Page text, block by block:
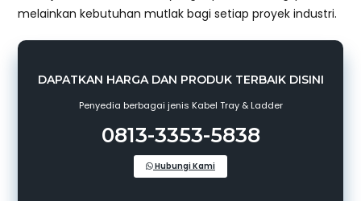
melainkan kebutuhan mutlak bagi setiap proyek industri.
DAPATKAN HARGA DAN PRODUK TERBAIK DISINI
Penyedia berbagai jenis Kabel Tray & Ladder
0813-3353-5838
Hubungi Kami